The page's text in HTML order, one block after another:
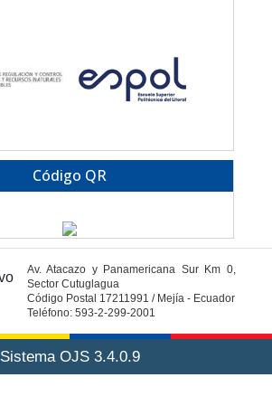
Código QR
Av. Atacazo y Panamericana Sur Km 0,
Sector Cutuglagua
Código Postal 17211991 / Mejía - Ecuador
Teléfono: 593-2-299-2001
Sistema OJS 3.4.0.9